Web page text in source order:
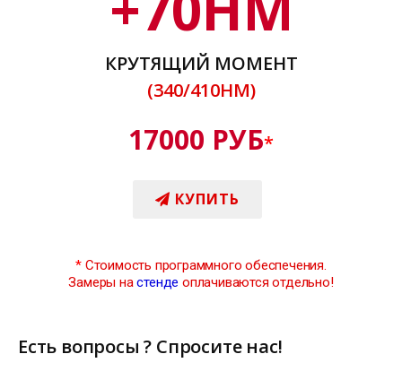
КРУТЯЩИЙ МОМЕНТ
(340/410НМ)
17000 РУБ*
КУПИТЬ
* Стоимость программного обеспечения.
Замеры настенде оплачиваются отдельно!
Есть вопросы ? Спросите нас!